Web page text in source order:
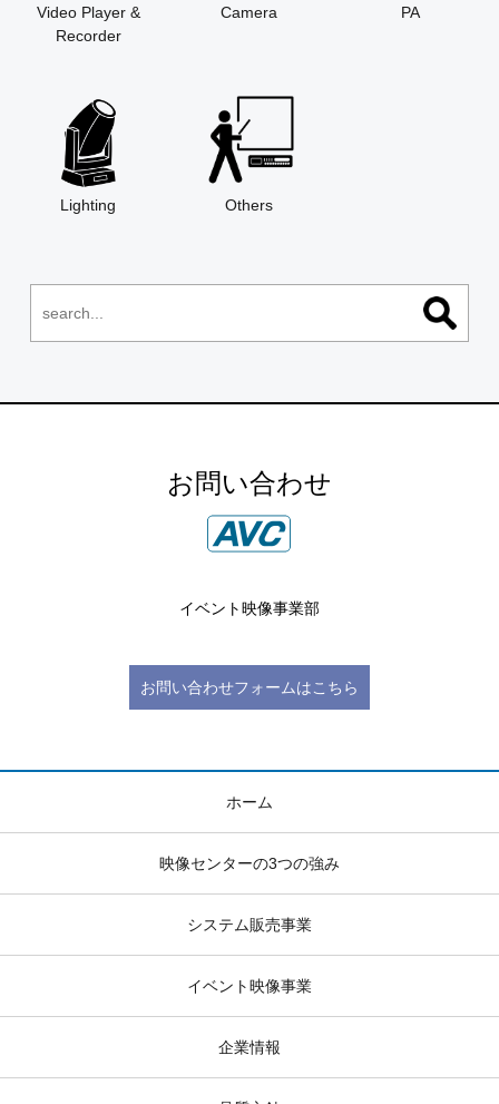
Video Player &
Recorder
Camera PA
Lighting Others
お問い合わせ
イベント映像事業部
お問い合わせフォームはこちら
ホーム
映像センターの3つの強み
システム販売事業
イベント映像事業
企業情報